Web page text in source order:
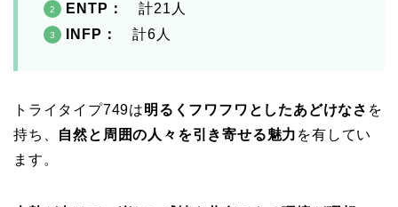
ENTP：
計21人
INFP：
計6人
トライタイプ749は明るくフワフワとしたあどけなさ を
持ち、 自然と周囲の人々を引き寄せる魅力 を有してい
ます。